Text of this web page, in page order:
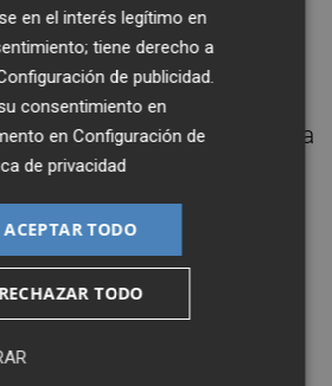
preventivas a
de la ciudadanía para
del aire, destacan:
locales o de temporada:
reducir las emisiones de
tráfico rodado.
en el interés legítimo en
tiene derecho a
de publicidad.
consentimiento en
enConfiguración de
de privacidad
ACEPTAR TODO
RECHAZAR TODO